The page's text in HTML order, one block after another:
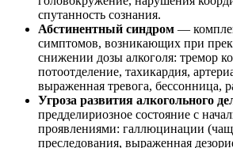
спутанность сознания.
Абстинентный синдром —
симптомов, возникающих при
снижении дозы алкоголя: тремор
потоотделение, тахикардия,
выраженная тревога, бессонница,
Угроза развития алкогольного
предделириозное состояние с
проявлениями: галлюцинации
преследования, выраженная